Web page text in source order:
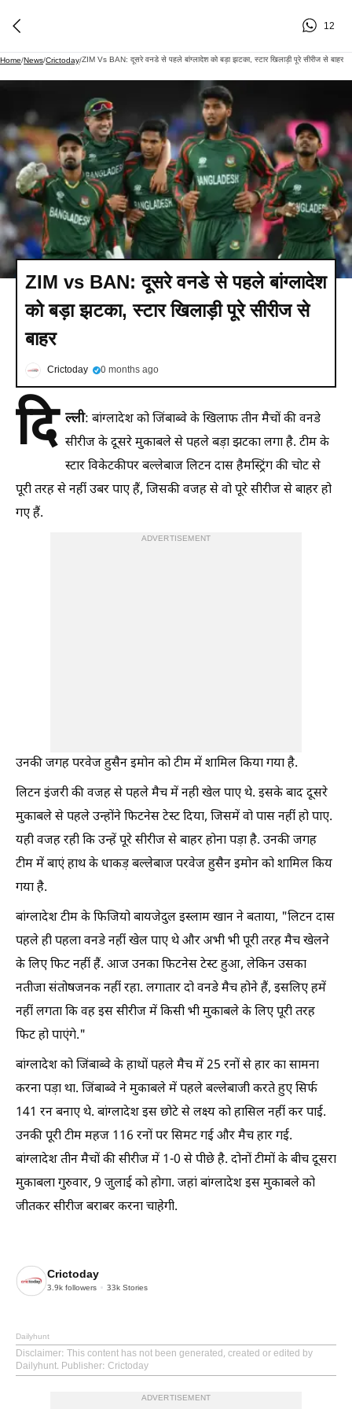
12
Home/News/Crictoday/ZIM Vs BAN: दूसरे वनडे से पहले बांग्लादेश को बड़ा झटका, स्टार खिलाड़ी पूरे सीरीज से बाहर
ZIM vs BAN: दूसरे वनडे से पहले बांग्लादेश
को बड़ा झटका, स्टार खिलाड़ी पूरे सीरीज से
बाहर
Crictoday 0 months ago
दि ल्ली: बांग्लादेश को जिंबाब्वे के खिलाफ तीन मैचों की वनडे
सीरीज के दूसरे मुकाबले से पहले बड़ा झटका लगा है. टीम के
स्टार विकेटकीपर बल्लेबाज लिटन दास हैमस्ट्रिंग की चोट से
पूरी तरह से नहीं उबर पाए हैं, जिसकी वजह से वो पूरे सीरीज से बाहर हो
गए हैं.
ADVERTISEMENT
उनकी जगह परवेज हुसैन इमोन को टीम में शामिल किया गया है.
लिटन इंजरी की वजह से पहले मैच में नही खेल पाए थे. इसके बाद दूसरे
मुकाबले से पहले उन्होंने फिटनेस टेस्ट दिया, जिसमें वो पास नहीं हो पाए.
यही वजह रही कि उन्हें पूरे सीरीज से बाहर होना पड़ा है. उनकी जगह
टीम में बाएं हाथ के धाकड़ बल्लेबाज परवेज हुसैन इमोन को शामिल किय
गया है.
बांग्लादेश टीम के फिजियो बायजेदुल इस्लाम खान ने बताया, "लिटन दास
पहले ही पहला वनडे नहीं खेल पाए थे और अभी भी पूरी तरह मैच खेलने
के लिए फिट नहीं हैं. आज उनका फिटनेस टेस्ट हुआ, लेकिन उसका
नतीजा संतोषजनक नहीं रहा. लगातार दो वनडे मैच होने हैं, इसलिए हमें
नहीं लगता कि वह इस सीरीज में किसी भी मुकाबले के लिए पूरी तरह
फिट हो पाएंगे."
बांग्लादेश को जिंबाब्वे के हाथों पहले मैच में 25 रनों से हार का सामना
करना पड़ा था. जिंबाब्वे ने मुकाबले में पहले बल्लेबाजी करते हुए सिर्फ
141 रन बनाए थे. बांग्लादेश इस छोटे से लक्ष्य को हासिल नहीं कर पाई.
उनकी पूरी टीम महज 116 रनों पर सिमट गई और मैच हार गई.
बांग्लादेश तीन मैचों की सीरीज में 1-0 से पीछे है. दोनों टीमों के बीच दूसरा
मुकाबला गुरुवार, 9 जुलाई को होगा. जहां बांग्लादेश इस मुकाबले को
जीतकर सीरीज बराबर करना चाहेगी.
Crictoday
3.9k followers 33k Stories
Dailyhunt
Disclaimer: This content has not been generated, created or edited by
Dailyhunt. Publisher: Crictoday
ADVERTISEMENT